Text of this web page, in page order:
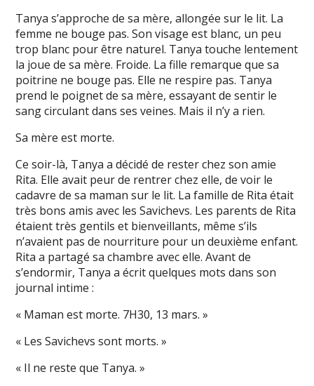
Tanya s’approche de sa mère, allongée sur le lit. La
femme ne bouge pas. Son visage est blanc, un peu
trop blanc pour être naturel. Tanya touche lentement
la joue de sa mère. Froide. La fille remarque que sa
poitrine ne bouge pas. Elle ne respire pas. Tanya
prend le poignet de sa mère, essayant de sentir le
sang circulant dans ses veines. Mais il n’y a rien.
Sa mère est morte.
Ce soir-là, Tanya a décidé de rester chez son amie
Rita. Elle avait peur de rentrer chez elle, de voir le
cadavre de sa maman sur le lit. La famille de Rita était
très bons amis avec les Savichevs. Les parents de Rita
étaient très gentils et bienveillants, même s’ils
n’avaient pas de nourriture pour un deuxième enfant.
Rita a partagé sa chambre avec elle. Avant de
s’endormir, Tanya a écrit quelques mots dans son
journal intime :
« Maman est morte. 7H30, 13 mars. »
« Les Savichevs sont morts. »
« Il ne reste que Tanya. »